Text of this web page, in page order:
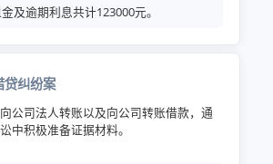
及逾期利息共计123000元。
贷纠纷案
公司法人转账以及向公司转账借款，通
中积极准备证据材料。